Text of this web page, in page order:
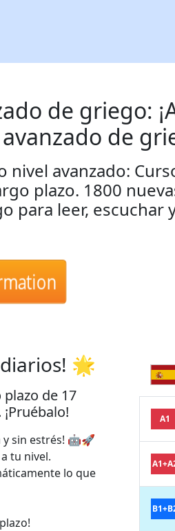
de griego:
de
nivel avanzado:
plazo. 1800
para leer, escuchar
🌟
de 17
sin estrés! 🤖🚀
tu nivel.
lo que
A1